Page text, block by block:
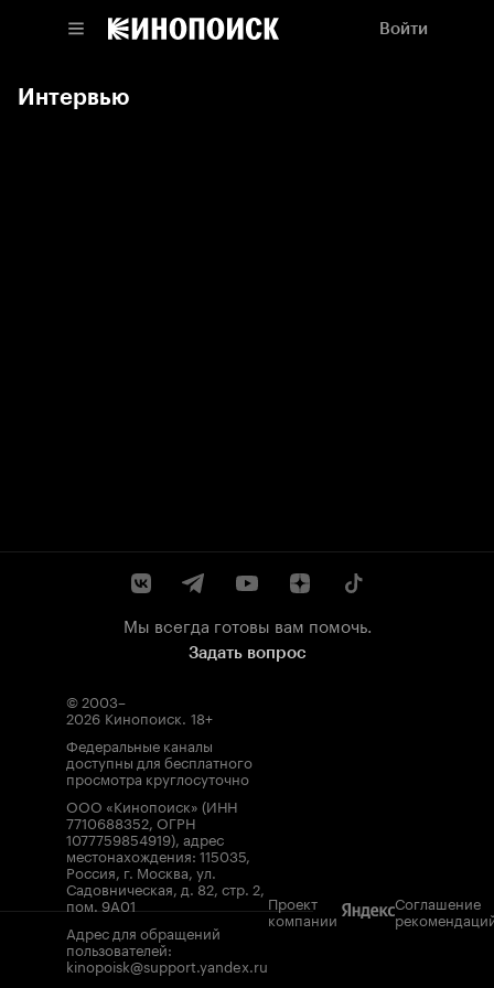
Войти
Интервью
Мы всегда готовы вам помочь.
Задать вопрос
© 2003–
2026 Кинопоиск. 18+
Федеральные каналы
доступны для бесплатного
просмотра круглосуточно
ООО «Кинопоиск» (ИНН
7710688352, ОГРН
1077759854919), адрес
местонахождения: 115035,
Россия, г. Москва, ул.
Садовническая, д. 82, стр. 2,
пом. 9А01
Адрес для обращений
пользователей:
kinopoisk@support.yandex.ru
Проект
компании
Соглашение